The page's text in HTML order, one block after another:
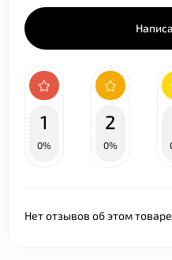
1
0%
2
0%
Нет отзывов об этом